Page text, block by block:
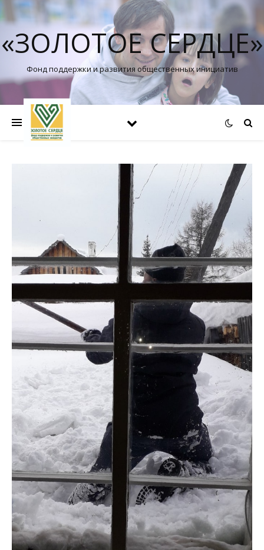
«ЗОЛОТОЕ СЕРДЦЕ»
Фонд поддержки и развития общественных инициатив